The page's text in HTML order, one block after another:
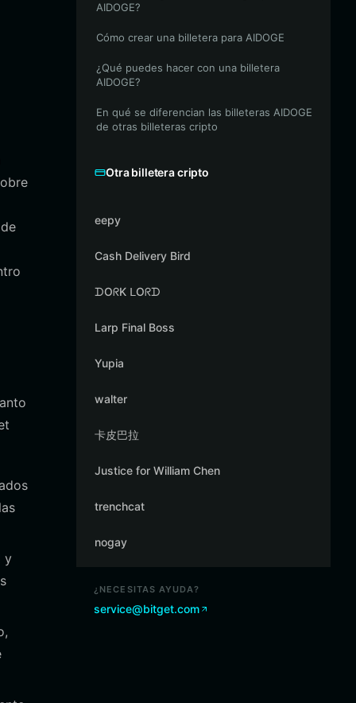
y
AIDOGE?
Cómo crear una billetera para AIDOGE
¿Qué puedes hacer con una billetera
AIDOGE?
En qué se diferencian las billeteras AIDOGE
de otras billeteras cripto
Otra billetera cripto
eepy
Cash Delivery Bird
ᗪOᖇK ᒪOᖇᗪ
Larp Final Boss
Yupia
walter
卡皮巴拉
Justice for William Chen
trenchcat
nogay
¿NECESITAS AYUDA?
service@bitget.com